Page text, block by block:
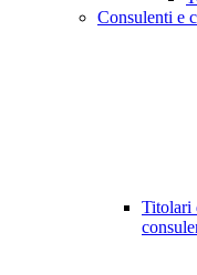
Consulenti e
Titolari